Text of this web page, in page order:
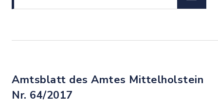
Amtsblatt des Amtes Mittelholstein
Nr. 64/2017